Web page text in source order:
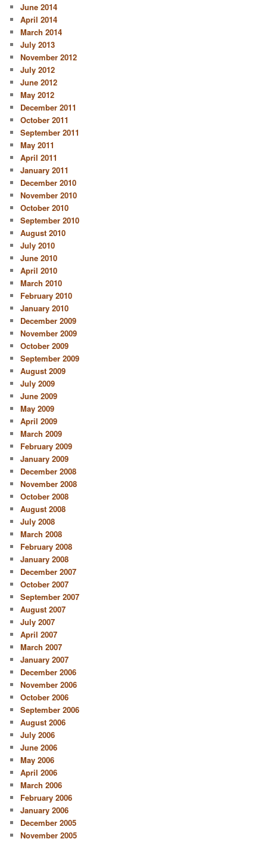
June 2014
April 2014
March 2014
July 2013
November 2012
July 2012
June 2012
May 2012
December 2011
October 2011
September 2011
May 2011
April 2011
January 2011
December 2010
November 2010
October 2010
September 2010
August 2010
July 2010
June 2010
April 2010
March 2010
February 2010
January 2010
December 2009
November 2009
October 2009
September 2009
August 2009
July 2009
June 2009
May 2009
April 2009
March 2009
February 2009
January 2009
December 2008
November 2008
October 2008
August 2008
July 2008
March 2008
February 2008
January 2008
December 2007
October 2007
September 2007
August 2007
July 2007
April 2007
March 2007
January 2007
December 2006
November 2006
October 2006
September 2006
August 2006
July 2006
June 2006
May 2006
April 2006
March 2006
February 2006
January 2006
December 2005
November 2005